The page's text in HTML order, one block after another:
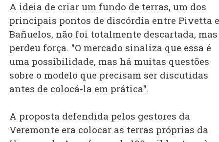
A ideia de criar um fundo de terras, um dos
principais pontos de discórdia entre Pivetta e
Bañuelos, não foi totalmente descartada, mas
perdeu força. "O mercado sinaliza que essa é
uma possibilidade, mas há muitas questões
sobre o modelo que precisam ser discutidas
antes de colocá-la em prática".
A proposta defendida pelos gestores da
Veremonte era colocar as terras próprias da